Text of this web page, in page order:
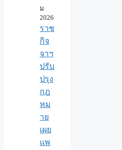
ม
2026
ราช
กิจ
จาฯ
ปรับ
ปรุง
กฎ
หม
าย
เผย
แพ